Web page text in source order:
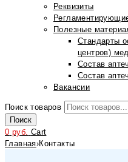
Реквизиты
Полезные
Стандарты
центров)
Состав
Состав
Вакансии
Поиск товаров
Поиск
0 руб. Cart
Главная›Контакты